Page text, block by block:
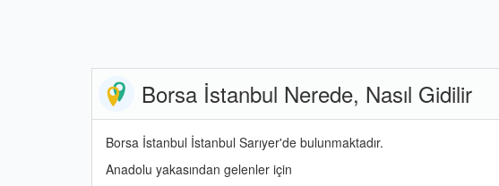
Borsa İstanbul Nerede, Nasıl Gidilir
Borsa İstanbul İstanbul Sarıyer'de bulunmaktadır.
Anadolu yakasından gelenler için